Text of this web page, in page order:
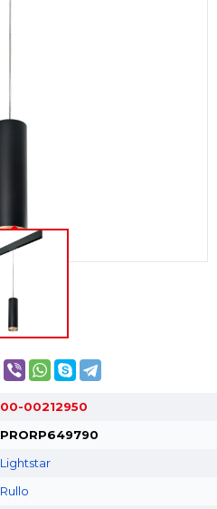
00-00212950
PRORP649790
Lightstar
Rullo